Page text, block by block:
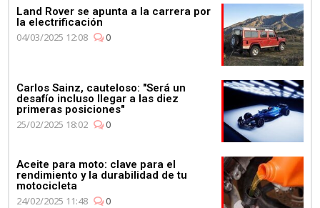
Land Rover se apunta a la carrera por
la electrificación
04/03/2025 12:08
0
Carlos Sainz, cauteloso: "Será un
desafío incluso llegar a las diez
primeras posiciones"
25/02/2025 18:02
0
Aceite para moto: clave para el
rendimiento y la durabilidad de tu
motocicleta
24/02/2025 11:48
0